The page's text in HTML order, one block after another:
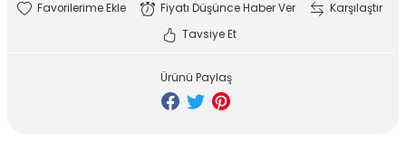
Fiyatı Düşünce Haber Ver
Karşılaştır
Tavsiye Et
Ürünü Paylaş